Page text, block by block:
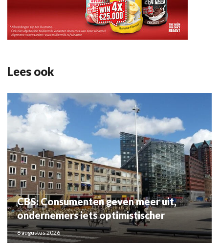
Lees ook
CBS: Consumenten geven meer uit,
ondernemers iets optimistischer
6 augustus 2026